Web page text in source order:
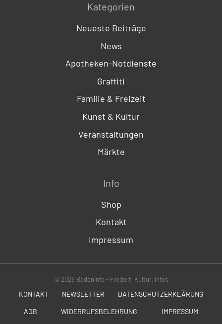
Kategorien
Neueste Beiträge
News
Apotheken-Notdienste
Graffiti
Familie & Freizeit
Kunst & Kultur
Veranstaltungen
Märkte
Info
Shop
Kontakt
Impressum
© 2026 Badeninfo - Freizeit, Kultur, Infos
KONTAKT NEWSLETTER DATENSCHUTZERKLÄRUNG
AGB WIDERRUFSBELEHRUNG IMPRESSUM